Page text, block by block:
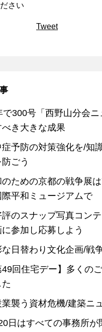
さい
Tweet
で300号「西野山分会
き大きな成果
症予防の対策強化を/知
ごう
のための京都の戦争展
際平和ミュージアムで
評のスナップ写真コン
参加し応募しよう
な日替わり文化企画/戦
49回住宅デー】多くの
た
業襲う資材危機/建築ニ
日はすべての事務所